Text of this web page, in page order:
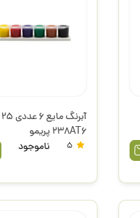
238AT6 پریمو
5 ناموجود